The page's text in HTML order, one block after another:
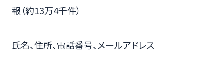
報（約13万4千件）
氏名、住所、電話番号、メールアドレス